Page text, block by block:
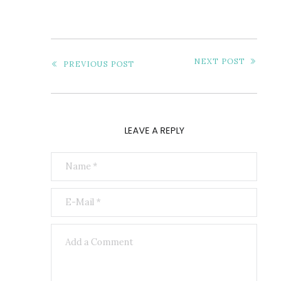
PREVIOUS POST NEXT POST
LEAVE A REPLY